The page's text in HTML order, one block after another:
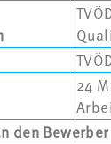
24
den